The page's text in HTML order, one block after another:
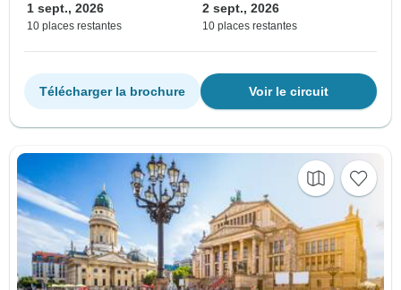
1 sept., 2026
10 places restantes
2 sept., 2026
10 places restantes
Voir le circuit
Télécharger la brochure